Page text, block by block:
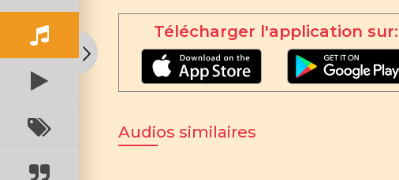
Télécharger l'application sur:
Audios similaires